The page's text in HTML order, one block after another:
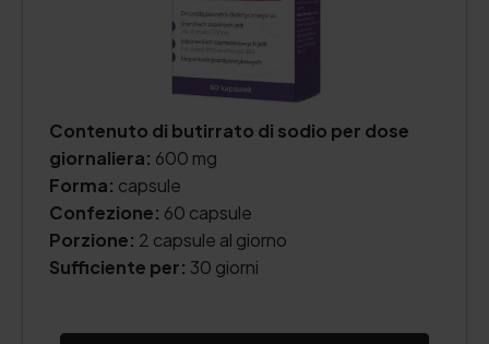
Contenuto di butirrato di sodio per dose
giornaliera: 600 mg
Forma: capsule
Confezione: 60 capsule
Porzione: 2 capsule al giorno
Sufficiente per: 30 giorni